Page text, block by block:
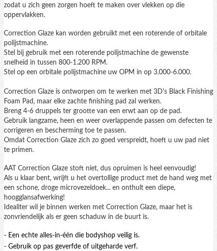
zodat u zich geen zorgen hoeft te maken over vlekken op die
oppervlakken.
Correction Glaze kan worden gebruikt met een roterende of orbitale
polijstmachine.
Stel bij gebruik met een roterende polijstmachine de gewenste
snelheid in tussen 800-1.200 RPM.
Stel op een orbitale polijstmachine uw OPM in op 3.000-6.000.
Correction Glaze is ontworpen om te werken met 3D's Black Finishing
Foam Pad, maar elke zachte finishing pad zal werken.
Breng 4-6 druppels ter grootte van een erwt aan op de pad.
Gebruik langzame, heen en weer overlappende passen om defecten te
corrigeren en bescherming toe te passen.
Omdat Correction Glaze zich zo goed verspreidt, hoeft u uw pad niet
te primen.
AAT Correction Glaze stoft niet, dus opruimen is heel eenvoudig!
Als u klaar bent, wrijft u het overtollige product met de hand weg met
een schone, droge microvezeldoek... en onthult een diepe,
hoogglansafwerking!
Idealiter wil je binnen werken met Correction Glaze, maar het is
zonvriendelijk als er geen schaduw in de buurt is.
- Een echte alles-in-één die bodyshop veilig is.
- Gebruik op pas geverfde of uitgeharde verf.